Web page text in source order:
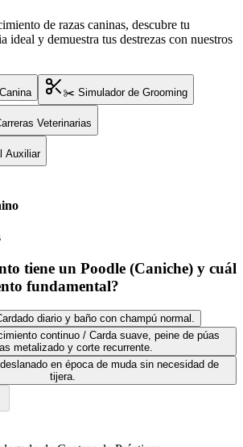
de razas caninas, descubre tu
ideal y demuestra tus destrezas con nuestros
✂️ Simulador de Grooming
Veterinarias
Auxiliar
tiene un Poodle (Caniche) y cuál
fundamental?
diario y baño con champú normal.
continuo / Carda suave, peine de púas
metalizado y corte recurrente.
en época de muda sin necesidad de
tijera.